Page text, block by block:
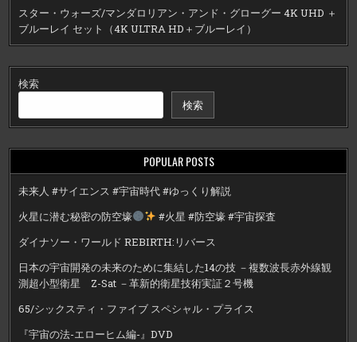
スター・ウォーズ/マンダロリアン・アンド・グローグー 4K UHD ＋
ブルーレイ セット（4K ULTRA HD＋ブルーレイ）
検索
検索
POPULAR POSTS
未来人 #サイエンス #宇宙時代 #ゆっくり解説
火星に潜む秘密の防空壕
#火星 #防空壕 #宇宙探査
ダイナソー・ワールド REBIRTH:リバース
日本の宇宙開発の未来のために集結した14の技 －複数波長赤外線観
測超小型衛星 Z-Sat －革新的衛星技術実証２号機
65/シックスティ・ファイブ スペシャル・プライス
『宇宙の法-エローヒム編-』DVD